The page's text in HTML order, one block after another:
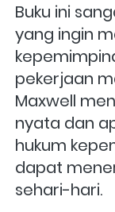
Buku ini
yang ingin
pekerjaan
Maxwell
nyata dan
hukum
dapat
sehari-hari.